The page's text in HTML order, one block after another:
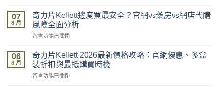
力
片
Kellett
開
到
貨
記
07
8 月
奇力片Kellett邊度買最安全？官網vs藥房vs網店代購
風險全面分析
在
力
片
Kellett
邊
留言功能已關閉
06
8 月
奇力片Kellett 2026最新價格攻略：官網優惠、多盒
裝折扣與最抵購買時機
在
留言功能已關閉